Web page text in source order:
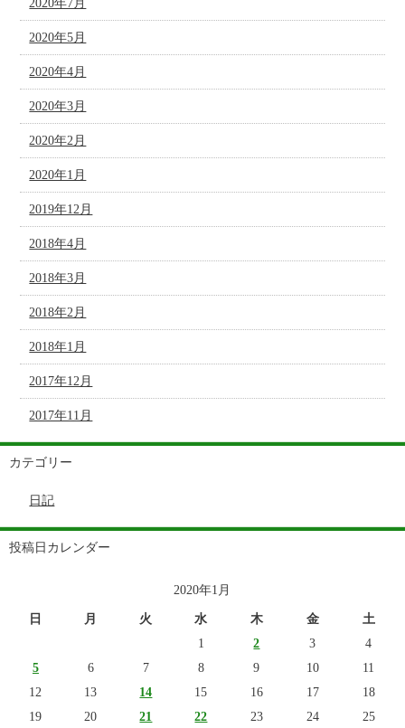
2020年7月
2020年5月
2020年4月
2020年3月
2020年2月
2020年1月
2019年12月
2018年4月
2018年3月
2018年2月
2018年1月
2017年12月
2017年11月
カテゴリー
日記
投稿日カレンダー
2020年1月
日 月 火 水 木 金
土
1
2 3
4
5
6 7 8 9 10
11
12
13 14 15 16 17
18
19
20 21 22 23 24 25